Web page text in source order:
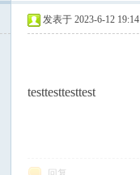
发表于 2023-6-12 19:14
testtesttesttest